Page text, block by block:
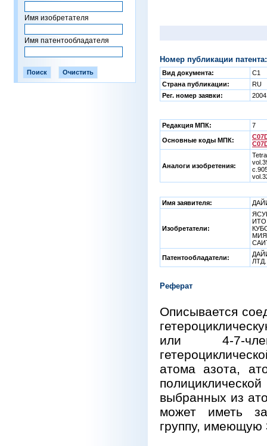
Имя изобретателя
Имя патентообладателя
Номер публикации
Вид документа:
C1
Страна публикации:
RU
Рег. номер заявки:
Редакция МПК: 7
Основные коды МПК:
Аналоги изобретения:
Имя заявителя:
Изобретатели:
ИТО
Патентообладатели:
Реферат
Описывается
или 4-7-
атома азота,
выбранных из
может иметь
группу, имеющую